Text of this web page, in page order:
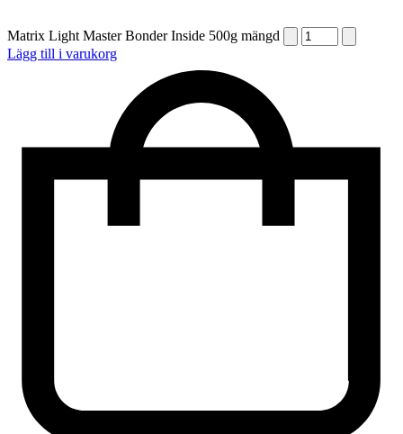
Matrix Light Master Bonder Inside 500g mängd
Lägg till i varukorg